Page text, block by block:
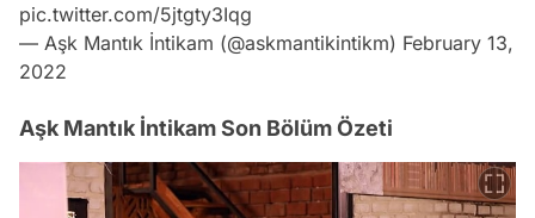
pic.twitter.com/5jtgty3Iqg
— Aşk Mantık İntikam (@askmantikintikm) February 13,
2022
Aşk Mantık İntikam Son Bölüm Özeti